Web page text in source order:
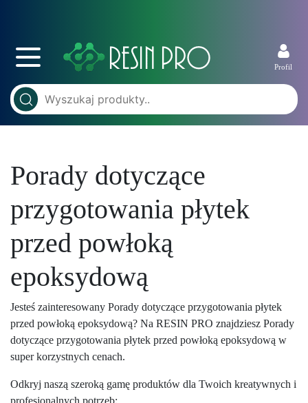
Profil
Porady dotyczące
przygotowania płytek
przed powłoką
epoksydową
Jesteś zainteresowany Porady dotyczące przygotowania płytek
przed powłoką epoksydową? Na RESIN PRO znajdziesz Porady
dotyczące przygotowania płytek przed powłoką epoksydową w
super korzystnych cenach.
Odkryj naszą szeroką gamę produktów dla Twoich kreatywnych i
profesjonalnych potrzeb: